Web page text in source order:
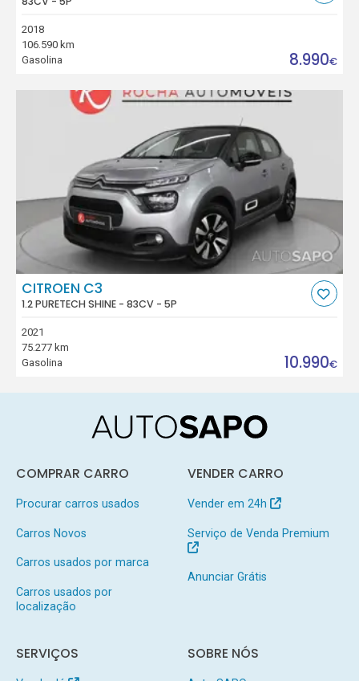
2018
106.590 km
Gasolina
8.990€
CITROEN C3
1.2 PURETECH SHINE - 83CV - 5P
2021
75.277 km
Gasolina
10.990€
COMPRAR CARRO
Procurar carros usados
Carros Novos
Carros usados por marca
Carros usados por
localização
VENDER CARRO
Vender em 24h
Serviço de Venda Premium
Anunciar Grátis
SERVIÇOS SOBRE NÓS